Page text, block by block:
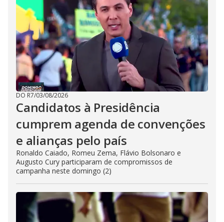
DO R7/03/08/2026
Candidatos à Presidência
cumprem agenda de convenções
e alianças pelo país
Ronaldo Caiado, Romeu Zema, Flávio Bolsonaro e
Augusto Cury participaram de compromissos de
campanha neste domingo (2)